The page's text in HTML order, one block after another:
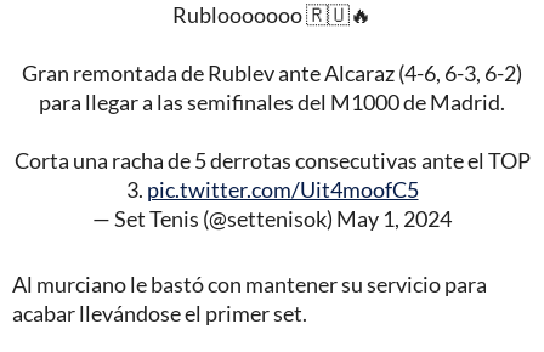
Rublooooooo 🇷🇺🔥
Gran remontada de Rublev ante Alcaraz (4-6, 6-3, 6-2)
para llegar a las semifinales del M1000 de Madrid.
Corta una racha de 5 derrotas consecutivas ante el TOP
3. pic.twitter.com/Uit4moofC5
— Set Tenis (@settenisok) May 1, 2024
Al murciano le bastó con mantener su servicio para
acabar llevándose el primer set.